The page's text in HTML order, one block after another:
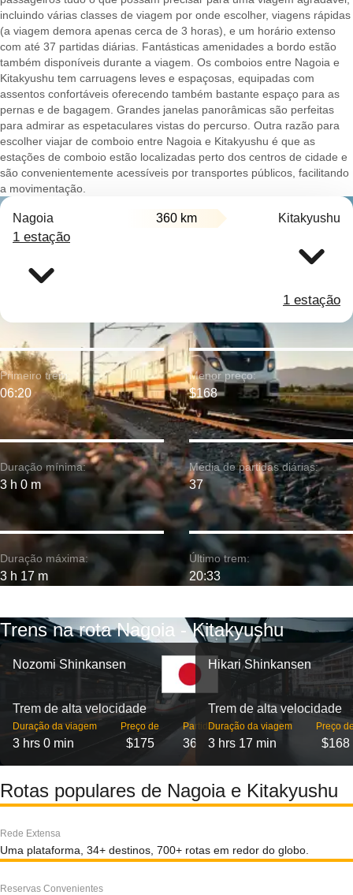
incluindo várias classes de viagem por onde escolher, viagens rápidas
(a viagem demora apenas cerca de 3 horas), e um horário extenso
com até 37 partidas diárias. Fantásticas amenidades a bordo estão
também disponíveis durante a viagem. Os comboios entre Nagoia e
Kitakyushu tem carruagens leves e espaçosas, equipadas com
assentos confortáveis oferecendo também bastante espaço para as
pernas e de bagagem. Grandes janelas panorâmicas são perfeitas
para admirar as espetaculares vistas do percurso. Outra razão para
escolher viajar de comboio entre Nagoia e Kitakyushu é que as
estações de comboio estão localizadas perto dos centros de cidade e
são convenientemente acessíveis por transportes públicos, facilitando
a movimentação.
Nagoia 360 km Kitakyushu
1 estação
1 estação
Duração mínima:
3 h 0 m
Primeiro trem:
06:20
Duração máxima:
3 h 17 m
Menor preço:
$168
Média de partidas diárias:
37
Último trem:
20:33
Trens na rota Nagoia - Kitakyushu
Nozomi Shinkansen
Trem de alta velocidade
Duração da viagem
3 hrs 0 min
Preço de
$175
Partidas
36
Hikari Shinkansen
Trem de alta velocidade
Duração da viagem
3 hrs 17 min
Preço
$168
Rotas populares de Nagoia e Kitakyushu
Rede Extensa
Uma plataforma, 34+ destinos, 700+ rotas em redor do globo.
Reservas Convenientes